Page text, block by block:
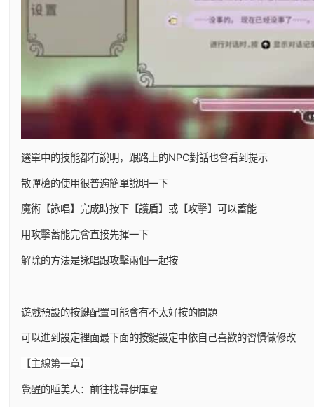
選單中的技能都有說明，跟路上的NPC對話也會看到提示
散彈槍的使用很普遍簡單說明一下
魔術【詠唱】完成時按下【護盾】或【攻擊】可以蓄能
用攻擊蓄能完會直接先揮一下
解除的方法是詠唱跟攻擊兩個一起按
遊戲預設的按鍵配置可能會有不太好按的問題
可以進到設定裡面最下面的按鍵設定中依自己喜歡的習慣做修改
【主線第一章】
覺醒的睡美人：前往找尋伊庫夏